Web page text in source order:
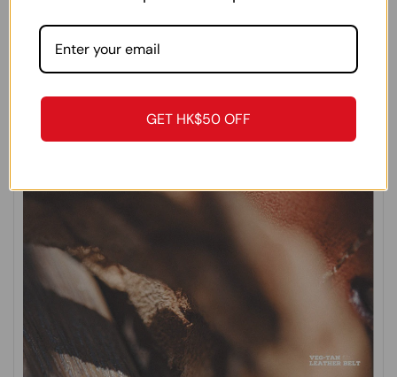
GET HK$50 OFF